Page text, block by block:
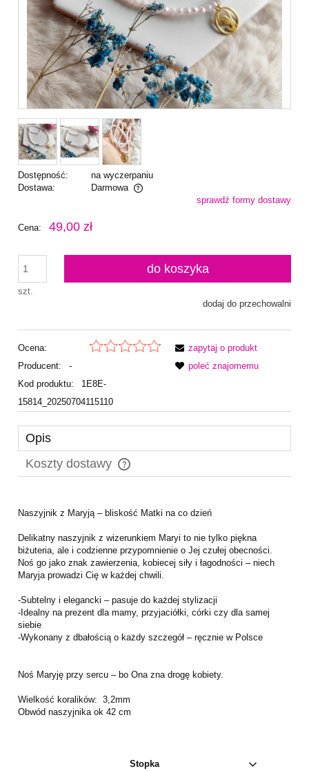
Dostępność:
na wyczerpaniu
Dostawa:
Darmowa
Cena nie zawiera ewentualnych kosztów płatnościsprawdź formy dostawy
Cena: 49,00 zł
szt.
do koszyka
dodaj do przechowalni
Ocena:
Producent:
-
Kod produktu:
1E8E-
15814_20250704115110
zapytaj o produkt
poleć znajomemu
Opis
Koszty dostawy
Cena nie zawiera ewentualnych kosztów płatności
Naszyjnik z Maryją – bliskość Matki na co dzień
Delikatny naszyjnik z wizerunkiem Maryi to nie tylko piękna
biżuteria, ale i codzienne przypomnienie o Jej czułej obecności.
Noś go jako znak zawierzenia, kobiecej siły i łagodności – niech
Maryja prowadzi Cię w każdej chwili.
-Subtelny i elegancki – pasuje do każdej stylizacji
-Idealny na prezent dla mamy, przyjaciółki, córki czy dla samej
siebie
-Wykonany z dbałością o każdy szczegół – ręcznie w Polsce
Noś Maryję przy sercu – bo Ona zna drogę kobiety.
Wielkość koralików: 3,2mm
Obwód naszyjnika ok 42 cm
Stopka